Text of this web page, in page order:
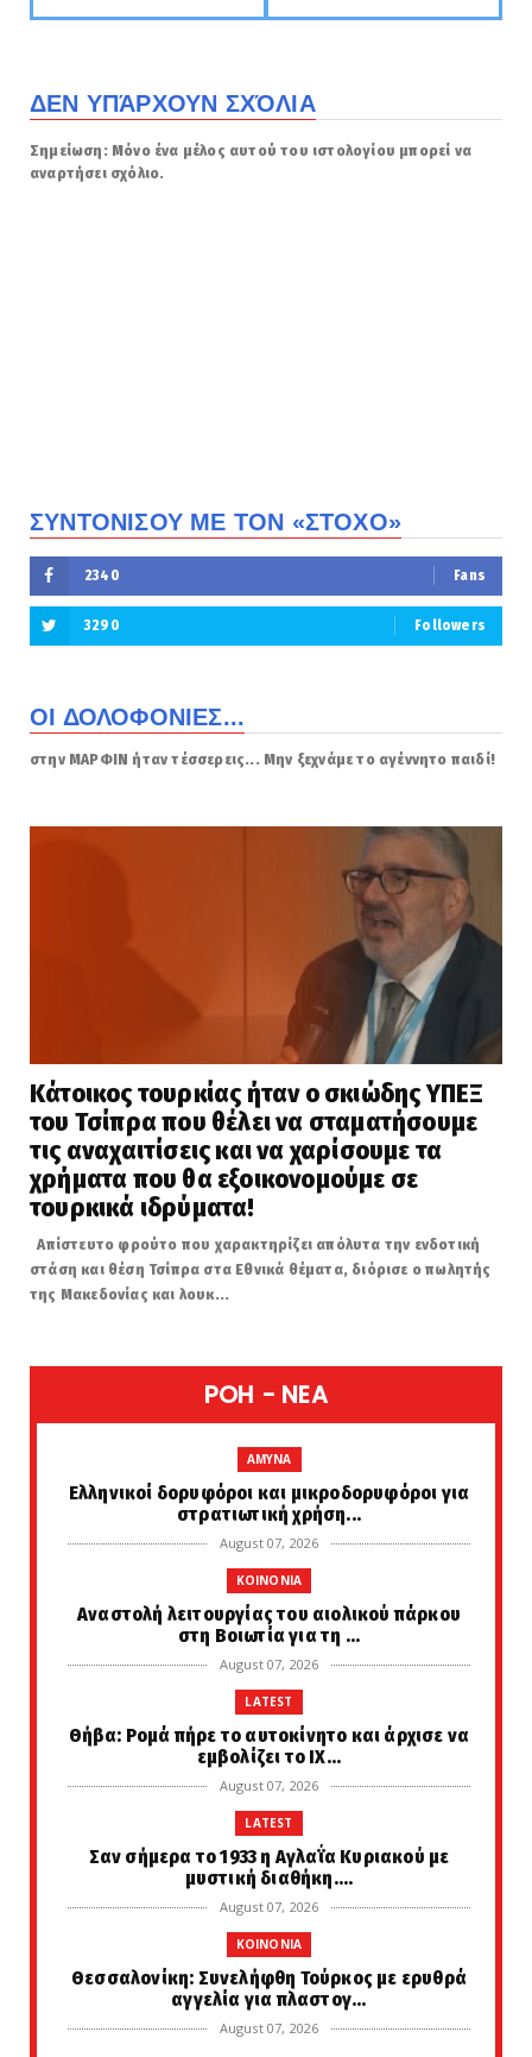
ΔΕΝ ΥΠΆΡΧΟΥΝ ΣΧΌΛΙΑ
Σημείωση: Μόνο ένα μέλος αυτού του ιστολογίου μπορεί να
αναρτήσει σχόλιο.
ΣΥΝΤΟΝΙΣΟΥ ΜΕ ΤΟΝ «ΣΤΟΧΟ»
2340 Fans
3290 Followers
ΟΙ ΔΟΛΟΦΟΝΙΕΣ...
στην ΜΑΡΦΙΝ ήταν τέσσερεις... Μην ξεχνάμε το αγέννητο παιδί!
Κάτοικος τουρκίας ήταν ο σκιώδης ΥΠΕΞ
του Τσίπρα που θέλει να σταματήσουμε
τις αναχαιτίσεις και να χαρίσουμε τα
χρήματα που θα εξοικονομούμε σε
τουρκικά ιδρύματα!
Απίστευτο φρούτο που χαρακτηρίζει απόλυτα την ενδοτική
στάση και θέση Τσίπρα στα Εθνικά θέματα, διόρισε ο πωλητής
της Μακεδονίας και λουκ...
POH - NEA
AMYNA
Ελληνικοί δορυφόροι και μικροδορυφόροι για
στρατιωτική χρήση...
August 07, 2026
KOINONIA
Αναστολή λειτουργίας του αιολικού πάρκου
στη Βοιωτία για τη ...
August 07, 2026
LATEST
Θήβα: Ρομά πήρε το αυτοκίνητο και άρχισε να
εμβολίζει το ΙΧ...
August 07, 2026
LATEST
Σαν σήμερα το 1933 η Αγλαΐα Κυριακού με
μυστική διαθήκη....
August 07, 2026
KOINONIA
Θεσσαλονίκη: Συνελήφθη Τούρκος με ερυθρά
αγγελία για πλαστογ...
August 07, 2026